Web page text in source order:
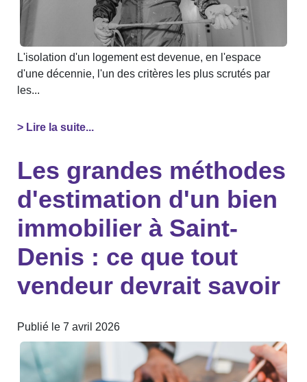
L'isolation d'un logement est devenue, en l'espace
d'une décennie, l'un des critères les plus scrutés par
les...
> Lire la suite...
Les grandes méthodes
d'estimation d'un bien
immobilier à Saint-
Denis : ce que tout
vendeur devrait savoir
Publié le 7 avril 2026